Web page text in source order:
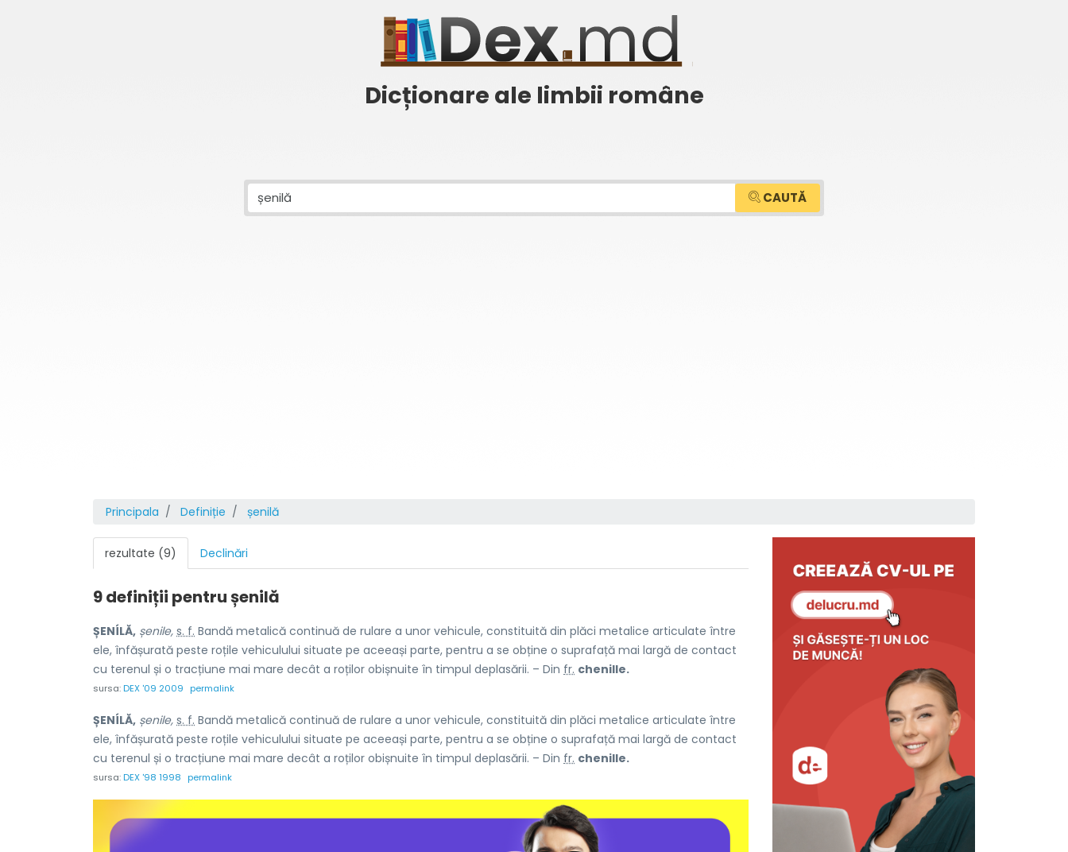
Dicționare ale limbii române
CAUTĂ
Principala Definiție șenilă
rezultate (9) Declinări
9 definiții pentrușenilă
ȘENÍLĂ, șenile, s. f. Bandă metalică continuă de rulare a unor vehicule, constituită din plăci metalice articulate între
ele, înfășurată peste roțile vehiculului situate pe aceeași parte, pentru a se obține o suprafață mai largă de contact
cu terenul și o tracțiune mai mare decât a roților obișnuite în timpul deplasării. – Din fr. chenille.
sursa:DEX '09 2009 permalink
ȘENÍLĂ, șenile, s. f. Bandă metalică continuă de rulare a unor vehicule, constituită din plăci metalice articulate între
ele, înfășurată peste roțile vehiculului situate pe aceeași parte, pentru a se obține o suprafață mai largă de contact
cu terenul și o tracțiune mai mare decât a roților obișnuite în timpul deplasării. – Din fr. chenille.
sursa:DEX '98 1998 permalink